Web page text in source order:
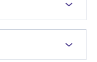
ケットを先行販売
満のお子様を対象とし
技種目の最下位席種
どのグループでの観戦